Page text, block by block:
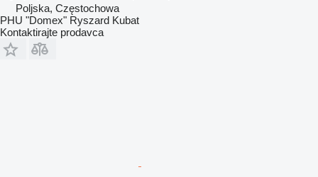
Poljska, Częstochowa
PHU "Domex" Ryszard Kubat
Kontaktirajte prodavca